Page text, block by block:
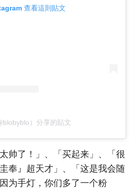
查看這則貼文
）分享的貼文
帅了！」、「买起来」、「很
奉』超天才」、「这是我会随
为手灯，你们多了一个粉